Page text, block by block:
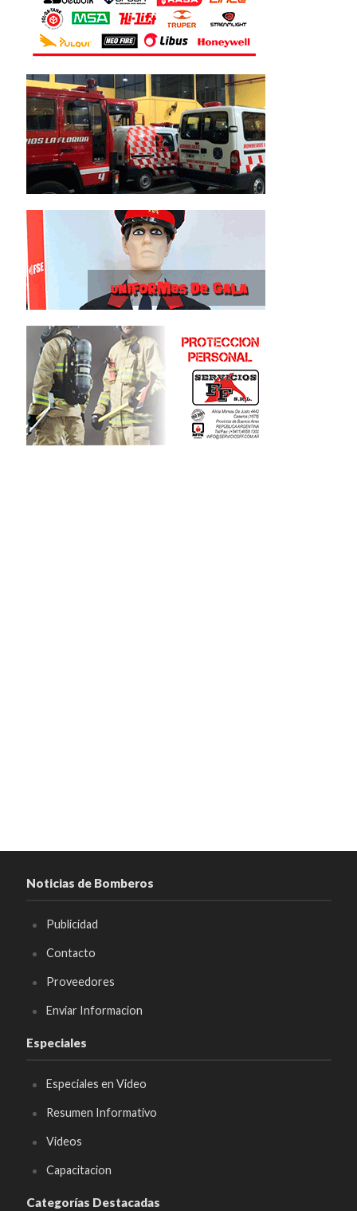
Noticias de Bomberos
Publicidad
Contacto
Proveedores
Enviar Informacion
Especiales
Especiales en Video
Resumen Informativo
Videos
Capacitacion
Categorías Destacadas